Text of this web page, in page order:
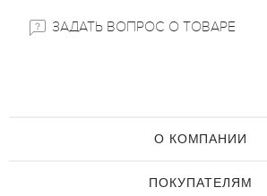
ЗАДАТЬ ВОПРОС О ТОВАРЕ
О КОМПАНИИ
ПОКУПАТЕЛЯМ